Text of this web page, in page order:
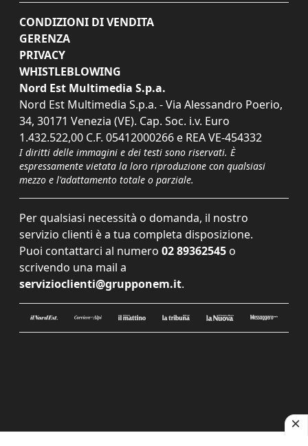
CONDIZIONI DI VENDITA
GERENZA
PRIVACY
WHISTLEBLOWING
Nord Est Multimedia S.p.a.
Nord Est Multimedia S.p.a. - Via Alessandro Poerio,
34, 30171 Venezia (VE). Cap. Soc. i.v. Euro
1.432.522,00 C.F. 05412000266 e REA VE-454332
I diritti delle immagini e dei testi sono riservati. È
espressamente vietata la loro riproduzione con qualsiasi
mezzo e l'adattamento totale o parziale.
Per qualsiasi necessità o domanda, il nostro
servizio clienti è a tua completa disposizione.
Puoi contattarci al numero 02 89362545 o
scrivendo una mail a
servizioclienti@grupponem.it.